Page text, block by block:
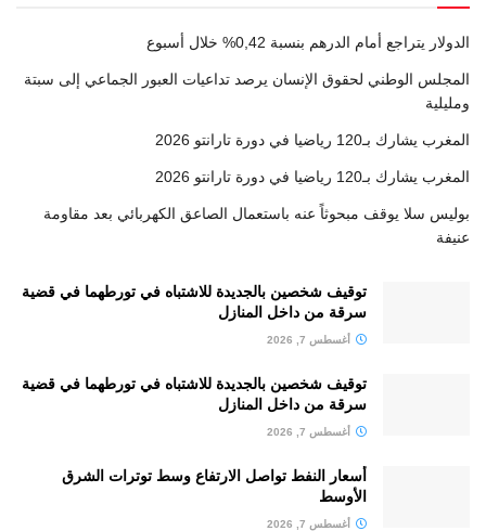
الدولار يتراجع أمام الدرهم بنسبة 0,42% خلال أسبوع
المجلس الوطني لحقوق الإنسان يرصد تداعيات العبور الجماعي إلى سبتة
ومليلية
المغرب يشارك بـ120 رياضيا في دورة تارانتو 2026
المغرب يشارك بـ120 رياضيا في دورة تارانتو 2026
بوليس سلا يوقف مبحوثاً عنه باستعمال الصاعق الكهربائي بعد مقاومة
عنيفة
توقيف شخصين بالجديدة للاشتباه في تورطهما في قضية
سرقة من داخل المنازل
أغسطس 7, 2026
توقيف شخصين بالجديدة للاشتباه في تورطهما في قضية
سرقة من داخل المنازل
أغسطس 7, 2026
أسعار النفط تواصل الارتفاع وسط توترات الشرق
الأوسط
أغسطس 7, 2026